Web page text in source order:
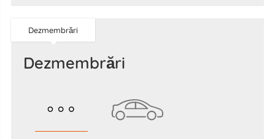
Dezmembrări
Dezmembrări